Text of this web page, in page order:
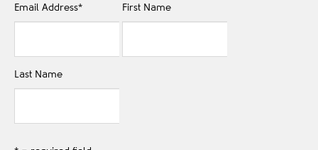
Email Address* First Name
Last Name